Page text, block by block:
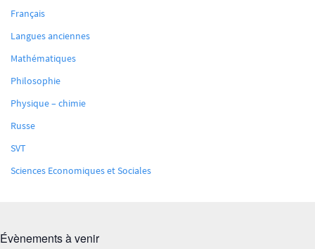
Français
Langues anciennes
Mathématiques
Philosophie
Physique – chimie
Russe
SVT
Sciences Economiques et Sociales
Évènements à venir